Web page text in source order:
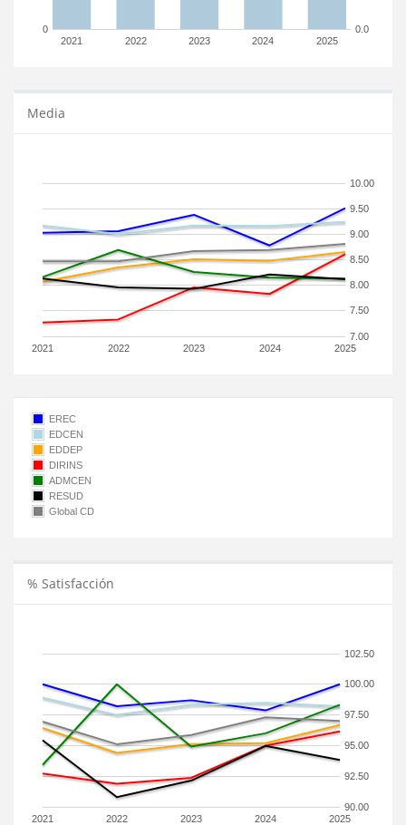
2021 2022 2023 2024 2025
0 0.0
Media
2021 2022 2023 2024 2025
7.00
7.50
8.00
8.50
9.00
9.50
10.00
EREC
EDCEN
EDDEP
DIRINS
ADMCEN
RESUD
Global CD
% Satisfacción
2021 2022 2023 2024 2025
90.00
92.50
95.00
97.50
100.00
102.50